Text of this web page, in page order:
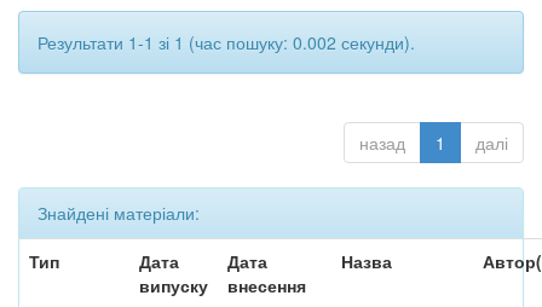
Результати 1-1 зі 1 (час пошуку: 0.002 секунди).
назад 1 далі
Знайдені матеріали:
Тип
Дата
випуску
Дата
внесення
Назва